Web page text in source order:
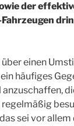
der
einen
häufiges
sei vor allem